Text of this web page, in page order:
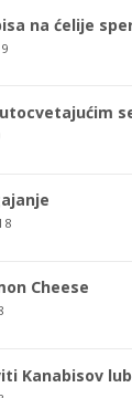
na ćelije
Cheese
Kanabisov